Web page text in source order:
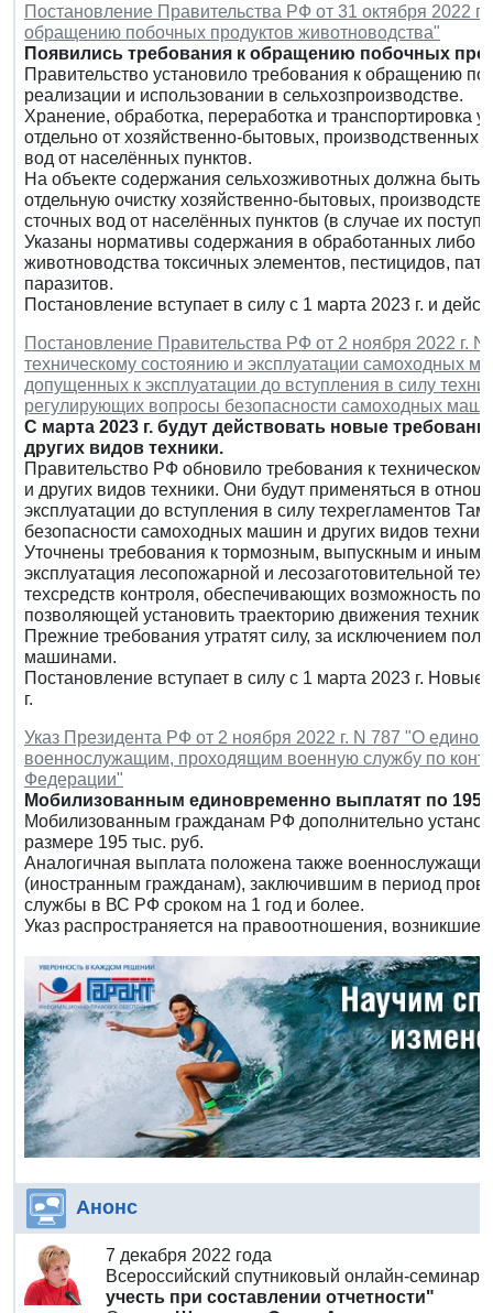
Постановление Правительства РФ от 31 октября 2022
обращению побочных продуктов животноводства"
Появились требования к обращению побочных
Правительство установило требования к обращению
реализации и использовании в сельхозпроизводстве.
Хранение, обработка, переработка и транспортировка
отдельно от хозяйственно-бытовых,
вод от населённых пунктов.
На объекте содержания сельхозживотных должна
отдельную очистку хозяйственно-бытовых,
сточных вод от населённых пунктов (в случае их
Указаны нормативы содержания в обработанных либо
животноводства токсичных элементов, пестицидов,
паразитов.
Постановление вступает в силу с 1 марта 2023 г. и
Постановление Правительства РФ от 2 ноября 2022 г.
техническому состоянию и эксплуатации самоходных
допущенных к эксплуатации до вступления в силу
регулирующих вопросы безопасности самоходных
С марта 2023 г. будут действовать новые
других видов техники.
Правительство РФ обновило требования к
и других видов техники. Они будут применяться в
эксплуатации до вступления в силу техрегламентов
безопасности самоходных машин и других видов
Уточнены требования к тормозным, выпускным и иным
эксплуатация лесопожарной и лесозаготовительной
техсредств контроля, обеспечивающих возможность
позволяющей установить траекторию движения техники.
Прежние требования утратят силу, за исключением
машинами.
Постановление вступает в силу с 1 марта 2023 г.
г.
Указ Президента РФ от 2 ноября 2022 г. N 787 "О
военнослужащим, проходящим военную службу по
Федерации"
Мобилизованным единовременно выплатят по 195
Мобилизованным гражданам РФ дополнительно
размере 195 тыс. руб.
Аналогичная выплата положена также
(иностранным гражданам), заключившим в период
службы в ВС РФ сроком на 1 год и более.
Указ распространяется на правоотношения, возникшие
Анонс
7 декабря 2022 года
Всероссийский спутниковый онлайн-семинар
учесть при составлении отчетности"